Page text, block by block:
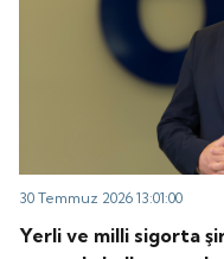
30 Temmuz 2026 13:01:00
Yerli ve milli sigorta